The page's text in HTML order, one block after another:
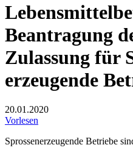
Beantragung
Zulassung für
erzeugende
20.01.2020
Vorlesen
Sprossenerzeugende Betriebe